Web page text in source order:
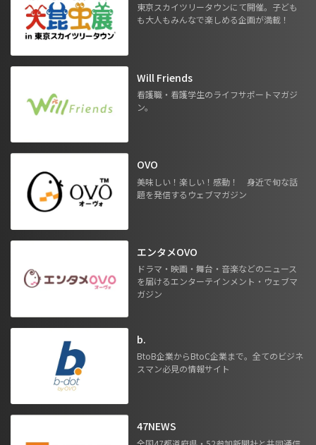
東京スカイツリータウンにて開催。子ども
も大人もみんなで楽しめる企画が満載！
Will Friends
看護職・看護学生のライフサポートマガジ
ン。
OVO
美味しい！楽しい！感動！ 身近で旬な話
題を発信するウェブマガジン
エンタメOVO
ドラマ・映画・舞台・音楽などのニュース
を届けるエンターテインメント・ウェブマ
ガジン
b.
BtoB企業からBtoC企業まで。全てのビジネ
スマン必見の情報サイト
47NEWS